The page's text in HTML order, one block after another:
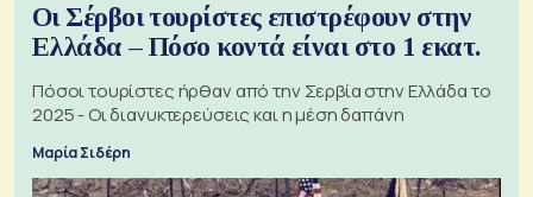
Οι Σέρβοι τουρίστες επιστρέφουν στην
Ελλάδα – Πόσο κοντά είναι στο 1 εκατ.
Πόσοι τουρίστες ήρθαν από την Σερβία στην Ελλάδα το
2025 - Οι διανυκτερεύσεις και η μέση δαπάνη
Μαρία Σιδέρη